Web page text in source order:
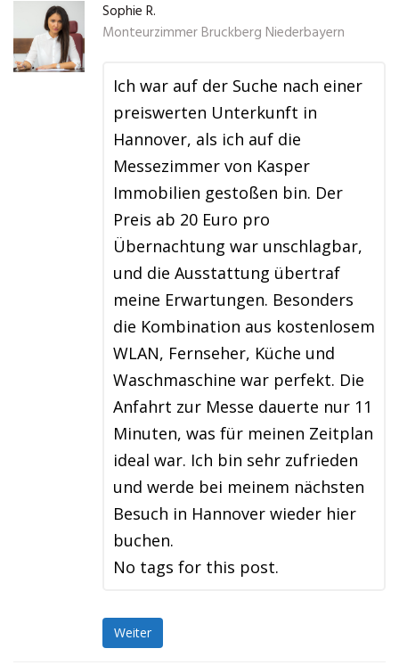
Sophie R.
Monteurzimmer Bruckberg Niederbayern
Ich war auf der Suche nach einer
preiswerten Unterkunft in
Hannover, als ich auf die
Messezimmer von Kasper
Immobilien gestoßen bin. Der
Preis ab 20 Euro pro
Übernachtung war unschlagbar,
und die Ausstattung übertraf
meine Erwartungen. Besonders
die Kombination aus kostenlosem
WLAN, Fernseher, Küche und
Waschmaschine war perfekt. Die
Anfahrt zur Messe dauerte nur 11
Minuten, was für meinen Zeitplan
ideal war. Ich bin sehr zufrieden
und werde bei meinem nächsten
Besuch in Hannover wieder hier
buchen.
No tags for this post.
Weiter